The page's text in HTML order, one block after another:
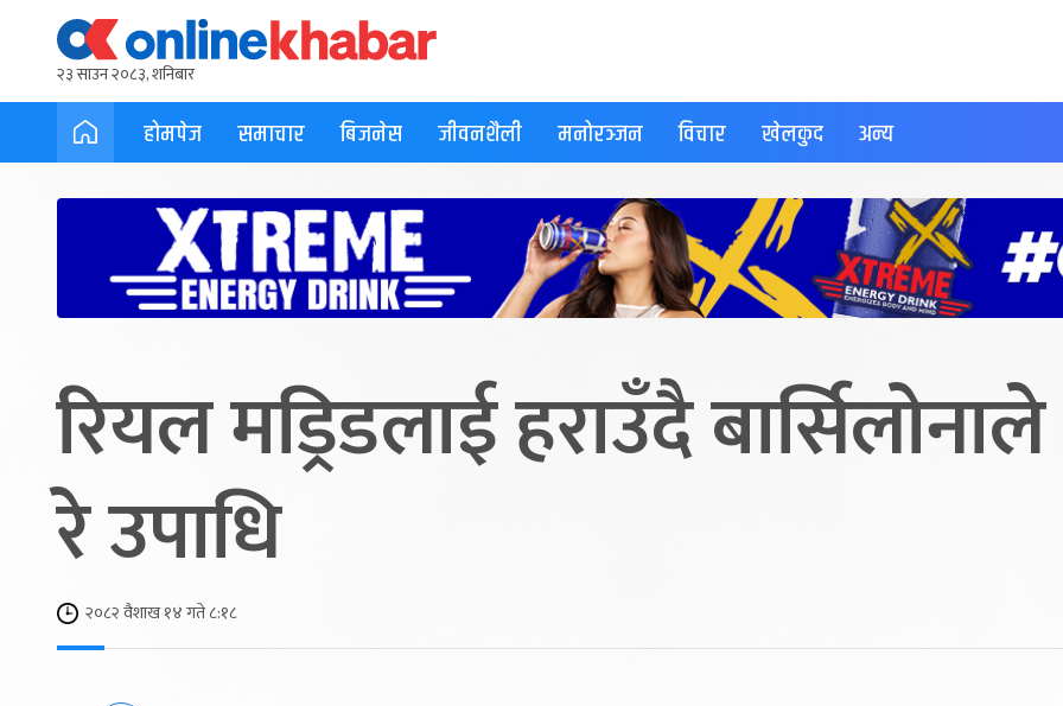
२३ साउन २०८३, शनिबार
होमपेज समाचार बिजनेस जीवनशैली मनोरञ्जन विचार खेलकुद अन्य
रियल मड्रिडलाई हराउँदै
रे उपाधि
२०८२ वैशाख १४ गते ८:१८